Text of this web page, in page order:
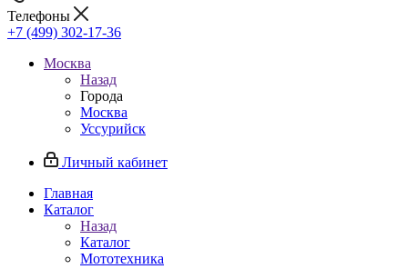
Телефоны
+7 (499) 302-17-36
Москва
Назад
Города
Москва
Уссурийск
Личный кабинет
Главная
Каталог
Назад
Каталог
Мототехника